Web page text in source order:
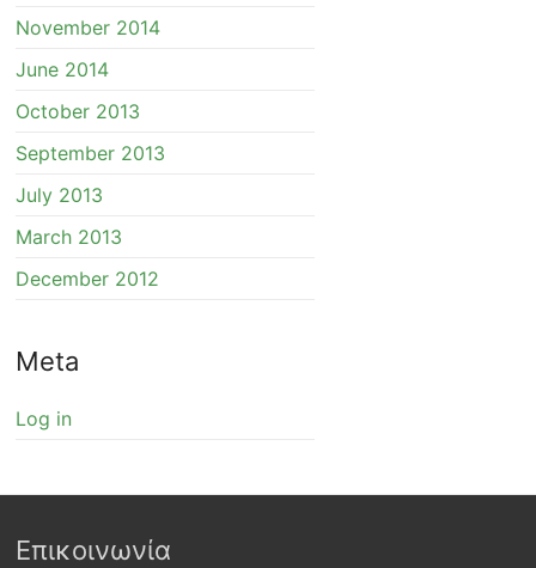
November 2014
June 2014
October 2013
September 2013
July 2013
March 2013
December 2012
Meta
Log in
Επικοινωνία